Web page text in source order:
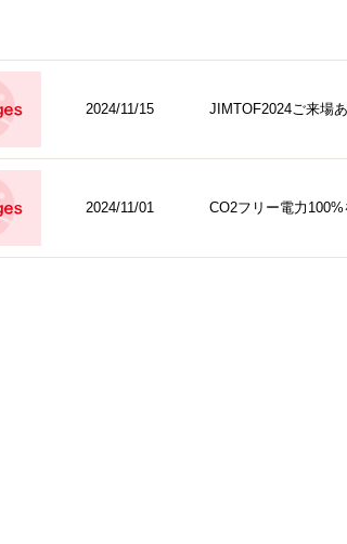
2024/11/15 JIMTOF2024ご来場
2024/11/01 CO2フリー電力